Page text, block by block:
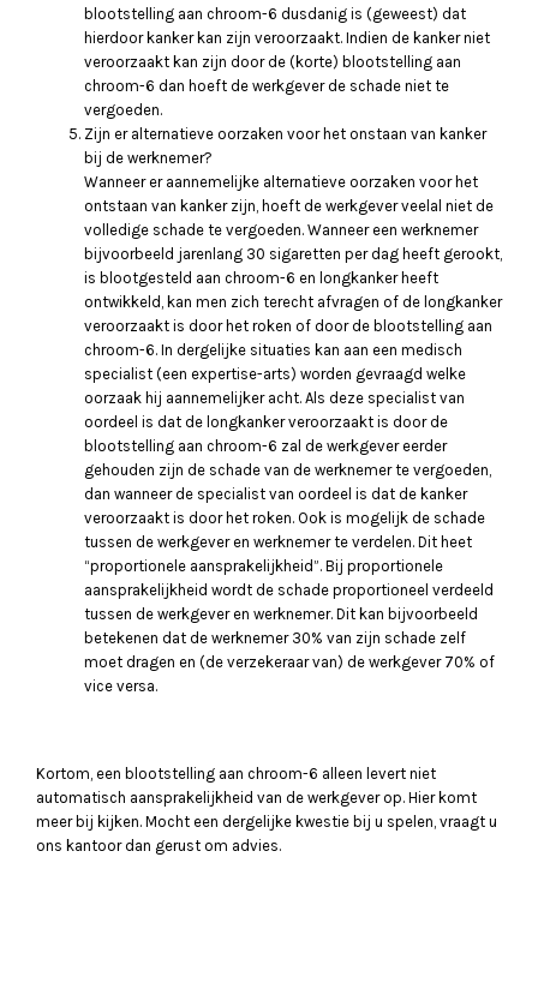
blootstelling aan chroom-6 dusdanig is (geweest) dat
hierdoor kanker kan zijn veroorzaakt. Indien de kanker niet
veroorzaakt kan zijn door de (korte) blootstelling aan
chroom-6 dan hoeft de werkgever de schade niet te
vergoeden.
Zijn er alternatieve oorzaken voor het onstaan van kanker
bij de werknemer?
Wanneer er aannemelijke alternatieve oorzaken voor het
ontstaan van kanker zijn, hoeft de werkgever veelal niet de
volledige schade te vergoeden. Wanneer een werknemer
bijvoorbeeld jarenlang 30 sigaretten per dag heeft gerookt,
is blootgesteld aan chroom-6 en longkanker heeft
ontwikkeld, kan men zich terecht afvragen of de longkanker
veroorzaakt is door het roken of door de blootstelling aan
chroom-6. In dergelijke situaties kan aan een medisch
specialist (een expertise-arts) worden gevraagd welke
oorzaak hij aannemelijker acht. Als deze specialist van
oordeel is dat de longkanker veroorzaakt is door de
blootstelling aan chroom-6 zal de werkgever eerder
gehouden zijn de schade van de werknemer te vergoeden,
dan wanneer de specialist van oordeel is dat de kanker
veroorzaakt is door het roken. Ook is mogelijk de schade
tussen de werkgever en werknemer te verdelen. Dit heet
“proportionele aansprakelijkheid”. Bij proportionele
aansprakelijkheid wordt de schade proportioneel verdeeld
tussen de werkgever en werknemer. Dit kan bijvoorbeeld
betekenen dat de werknemer 30% van zijn schade zelf
moet dragen en (de verzekeraar van) de werkgever 70% of
vice versa.
Kortom, een blootstelling aan chroom-6 alleen levert niet
automatisch aansprakelijkheid van de werkgever op. Hier komt
meer bij kijken. Mocht een dergelijke kwestie bij u spelen, vraagt u
ons kantoor dan gerust om advies.